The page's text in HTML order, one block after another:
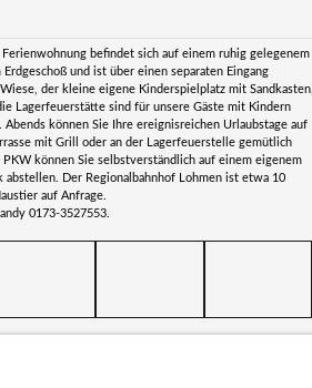
Ferienwohnung befindet sich auf einem ruhig gelegenem
und ist über einen separaten Eingang
der kleine eigene Kinderspielplatz mit Sandkasten,
Lagerfeuerstätte sind für unsere Gäste mit Kindern
Abends können Sie Ihre ereignisreichen Urlaubstage auf
mit Grill oder an der Lagerfeuerstelle gemütlich
PKW können Sie selbstverständlich auf einem eigenem
abstellen. Der Regionalbahnhof Lohmen ist etwa 10
auf Anfrage.
0173-3527553.